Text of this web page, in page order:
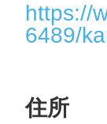
https://
6489/
住所